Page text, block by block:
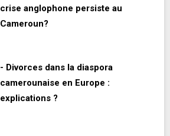
crise anglophone persiste au
Cameroun?
- Divorces dans la diaspora
camerounaise en Europe :
explications ?